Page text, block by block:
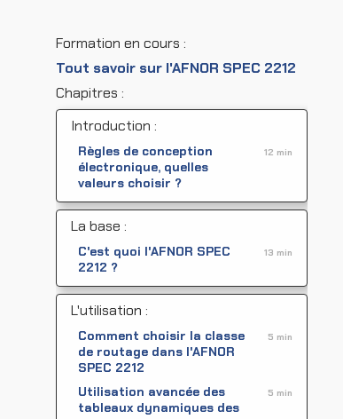
Formation en cours :
Tout savoir sur l'AFNOR SPEC 2212
Chapitres :
Introduction :
Règles de conception
électronique, quelles
valeurs choisir ?
12 min
La base :
C'est quoi l'AFNOR SPEC
2212 ?
13 min
L'utilisation :
Comment choisir la classe
de routage dans l'AFNOR
SPEC 2212
5 min
Utilisation avancée des
tableaux dynamiques des
5 min